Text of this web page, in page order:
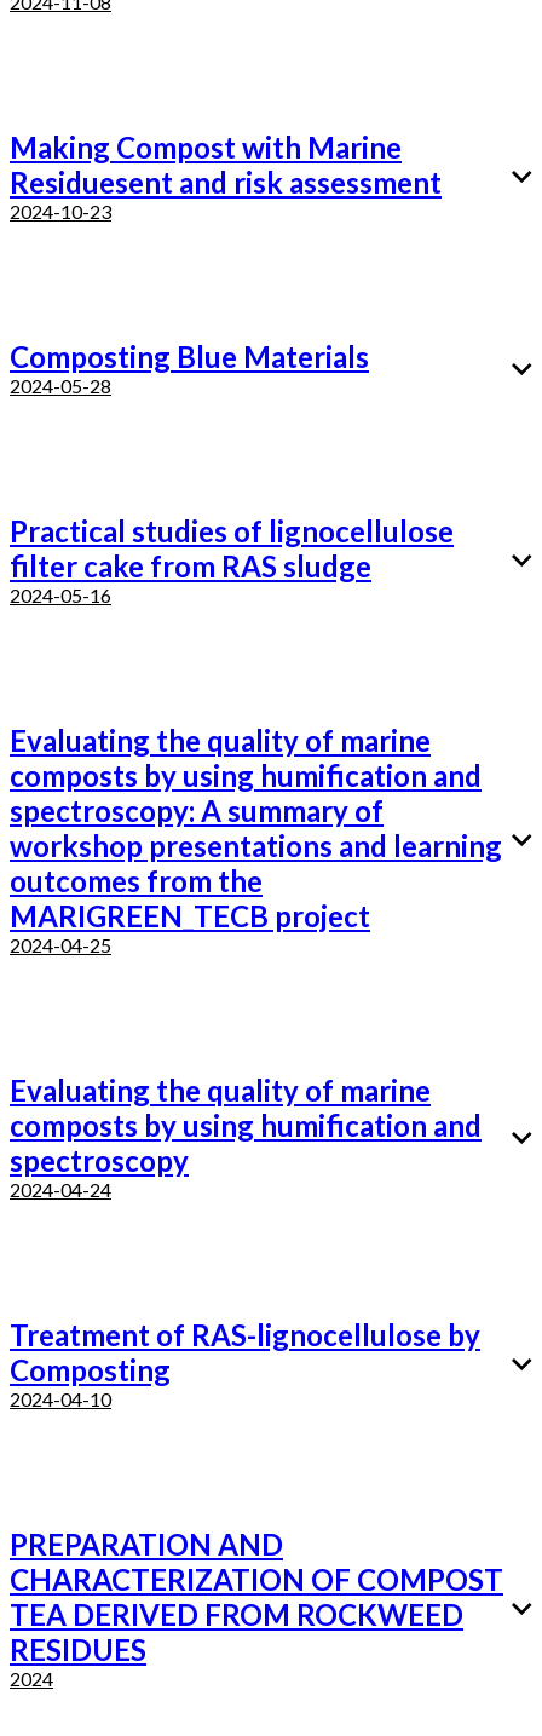
Making Compost with Marine
Residuesent and risk assessment
2024-10-23
Composting Blue Materials
2024-05-28
Practical studies of lignocellulose
filter cake from RAS sludge
2024-05-16
Evaluating the quality of marine
composts by using humification and
spectroscopy: A summary of
workshop presentations and learning
outcomes from the
MARIGREEN_TECB project
2024-04-25
Evaluating the quality of marine
composts by using humification and
spectroscopy
2024-04-24
Treatment of RAS-lignocellulose by
Composting
2024-04-10
PREPARATION AND
CHARACTERIZATION OF COMPOST
TEA DERIVED FROM ROCKWEED
RESIDUES
2024